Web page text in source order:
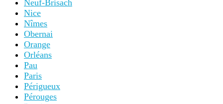
Neuf-Brisach
Nice
Nîmes
Obernai
Orange
Orléans
Pau
Paris
Périgueux
Pérouges